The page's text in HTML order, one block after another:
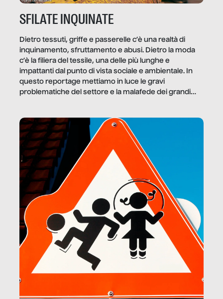
SFILATE INQUINATE
Dietro tessuti, griffe e passerelle c’è una realtà di
inquinamento, sfruttamento e abusi. Dietro la moda
c’è la filiera del tessile, una delle più lunghe e
impattanti dal punto di vista sociale e ambientale. In
questo reportage mettiamo in luce le gravi
problematiche del settore e la malafede dei grandi